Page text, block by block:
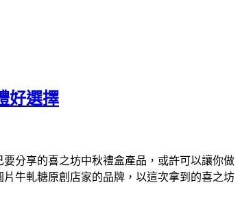
好選擇
分享的喜之坊中秋禮盒產品，或許可以讓你做
牛軋糖原創店家的品牌，以這次拿到的喜之坊